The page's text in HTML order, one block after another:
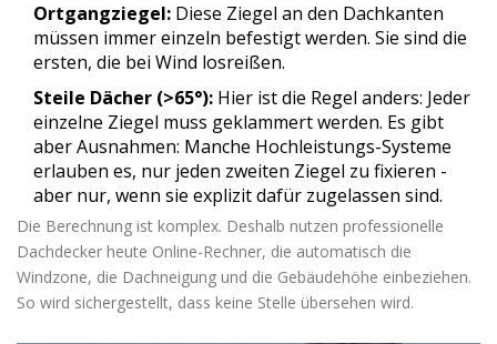
Ortgangziegel: Diese Ziegel an den Dachkanten
müssen immer einzeln befestigt werden. Sie sind die
ersten, die bei Wind losreißen.
Steile Dächer (>65°): Hier ist die Regel anders: Jeder
einzelne Ziegel muss geklammert werden. Es gibt
aber Ausnahmen: Manche Hochleistungs-Systeme
erlauben es, nur jeden zweiten Ziegel zu fixieren -
aber nur, wenn sie explizit dafür zugelassen sind.
Die Berechnung ist komplex. Deshalb nutzen professionelle
Dachdecker heute Online-Rechner, die automatisch die
Windzone, die Dachneigung und die Gebäudehöhe einbeziehen.
So wird sichergestellt, dass keine Stelle übersehen wird.